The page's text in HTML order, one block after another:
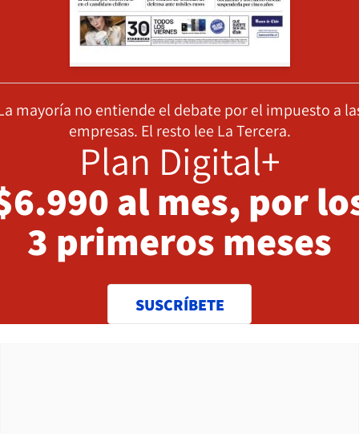
mayoría no entiende el debate por el impuesto a
empresas. El resto lee La Tercera.
Plan Digital+
al mes, por
3 primeros meses
SUSCRÍBETE